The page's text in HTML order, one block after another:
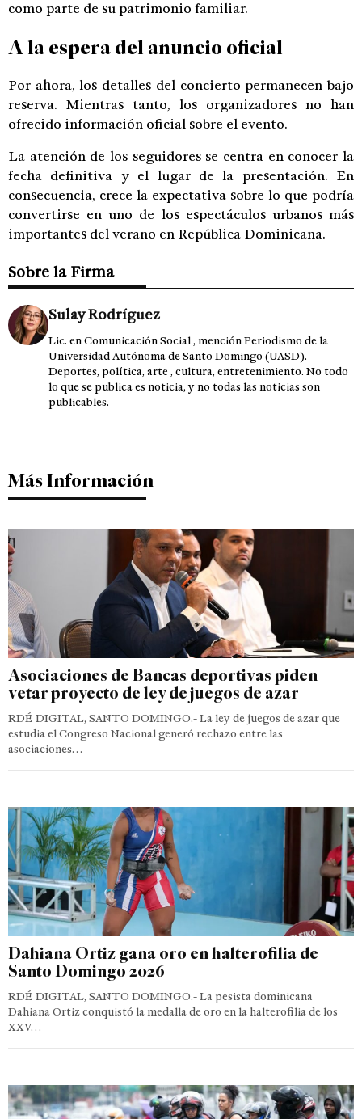
como parte de su patrimonio familiar.
A la espera del anuncio oficial
Por ahora, los detalles del concierto permanecen bajo
reserva. Mientras tanto, los organizadores no han
ofrecido información oficial sobre el evento.
La atención de los seguidores se centra en conocer la
fecha definitiva y el lugar de la presentación. En
consecuencia, crece la expectativa sobre lo que podría
convertirse en uno de los espectáculos urbanos más
importantes del verano en República Dominicana.
Sobre la Firma
Sulay Rodríguez
Lic. en Comunicación Social , mención Periodismo de la
Universidad Autónoma de Santo Domingo (UASD).
Deportes, política, arte , cultura, entretenimiento. No todo
lo que se publica es noticia, y no todas las noticias son
publicables.
Más Información
Asociaciones de Bancas deportivas piden
vetar proyecto de ley de juegos de azar
RDÉ DIGITAL, SANTO DOMINGO.- La ley de juegos de azar que
estudia el Congreso Nacional generó rechazo entre las
asociaciones…
Dahiana Ortiz gana oro en halterofilia de
Santo Domingo 2026
RDÉ DIGITAL, SANTO DOMINGO.- La pesista dominicana
Dahiana Ortiz conquistó la medalla de oro en la halterofilia de los
XXV…